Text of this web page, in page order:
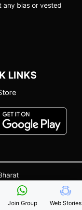
any bias or vested
LINKS
Terms and Conditions
Join Group Web Stories